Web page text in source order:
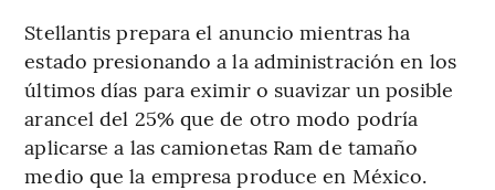
Stellantis prepara el anuncio mientras ha
estado presionando a la administración en los
últimos días para eximir o suavizar un posible
arancel del 25% que de otro modo podría
aplicarse a las camionetas Ram de tamaño
medio que la empresa produce en México.